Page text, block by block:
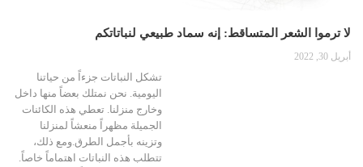
لا ترموا الشعر المتساقط: إنه سماد طبيعي لنباتاتكم
أبريل 30, 2022
تشكل النباتات جزءاً من حياتنا
اليومية. نحن نمتلك بعضاً منها داخل
وخارج منزلنا. تعطي هذه الكائنات
الجميلة مظهراً منعشاً لمنزلنا
وتزينه بأجمل الطرق.ومع ذلك،
تتطلب هذه النباتات اهتماماً خاصاً.